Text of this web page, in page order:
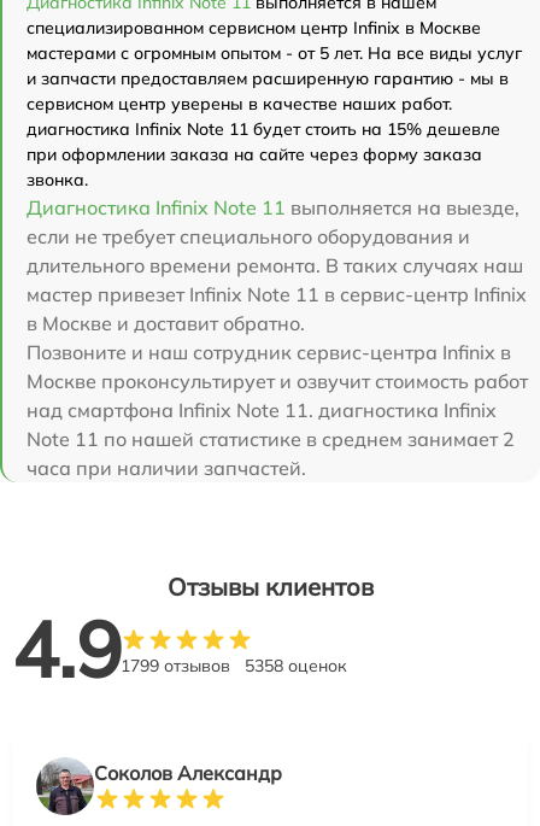
специализированном сервисном центр Infinix в Москве
мастерами с огромным опытом - от 5 лет. На все виды услуг
и запчасти предоставляем расширенную гарантию - мы в
сервисном центр уверены в качестве наших работ.
диагностика Infinix Note 11 будет стоить на 15% дешевле
при оформлении заказа на сайте через форму заказа
звонка.
Диагностика Infinix Note 11 выполняется на выезде,
если не требует специального оборудования и
длительного времени ремонта. В таких случаях наш
мастер привезет Infinix Note 11 в сервис-центр Infinix
в Москве и доставит обратно.
Позвоните и наш сотрудник сервис-центра Infinix в
Москве проконсультирует и озвучит стоимость работ
над смартфона Infinix Note 11. диагностика Infinix
Note 11 по нашей статистике в среднем занимает 2
часа при наличии запчастей.
Отзывы клиентов
4.91799 отзывов 5358 оценок
Соколов Александр